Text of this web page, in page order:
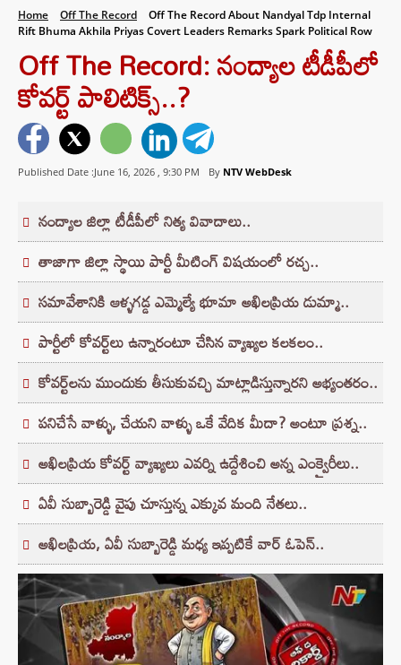
Home Off The Record
Off The Record About Nandyal Tdp Internal
Rift Bhuma Akhila Priyas Covert Leaders Remarks Spark Political Row
Off The Record: నంద్యాల టీడీపీలో
కోవర్ట్ పాలిటిక్స్..?
Published Date :June 16, 2026 , 9:30 PM By NTV WebDesk
నంద్యాల జిల్లా టీడీపీలో నిత్య వివాదాలు..
తాజాగా జిల్లా స్థాయి పార్టీ మీటింగ్‌ విషయంలో రచ్చ..
సమావేశానికి ఆళ్ళగడ్డ ఎమ్మెల్యే భూమా అఖిలప్రియ డుమ్మా..
పార్టీలో కోవర్ట్‌లు ఉన్నారంటూ చేసిన వ్యాఖ్యల కలకలం..
కోవర్ట్‌లను ముందుకు తీసుకువచ్చి మాట్లాడిస్తున్నారని అభ్యంతరం..
పనిచేసే వాళ్ళు, చేయని వాళ్ళు ఒకే వేదిక మీదా? అంటూ ప్రశ్న..
అఖిలప్రియ కోవర్ట్‌ వ్యాఖ్యలు ఎవర్ని ఉద్దేశించి అన్న ఎంక్వైరీలు..
ఏవీ సుబ్బారెడ్డి వైపు చూస్తున్న ఎక్కువ మంది నేతలు..
అఖిలప్రియ, ఏవీ సుబ్బారెడ్డి మధ్య ఇప్పటికే వార్‌ ఓపెన్‌..